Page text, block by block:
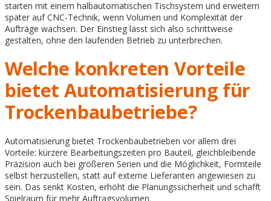
starten mit einem halbautomatischen Tischsystem und erweitern
später auf CNC-Technik, wenn Volumen und Komplexität der
Aufträge wachsen. Der Einstieg lässt sich also schrittweise
gestalten, ohne den laufenden Betrieb zu unterbrechen.
Welche konkreten Vorteile
bietet Automatisierung für
Trockenbaubetriebe?
Automatisierung bietet Trockenbaubetrieben vor allem drei
Vorteile: kürzere Bearbeitungszeiten pro Bauteil, gleichbleibende
Präzision auch bei größeren Serien und die Möglichkeit, Formteile
selbst herzustellen, statt auf externe Lieferanten angewiesen zu
sein. Das senkt Kosten, erhöht die Planungssicherheit und schafft
Spielraum für mehr Auftragsvolumen.